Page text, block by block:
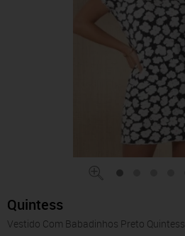
Quintess
Vestido Com Babadinhos Preto Quintess